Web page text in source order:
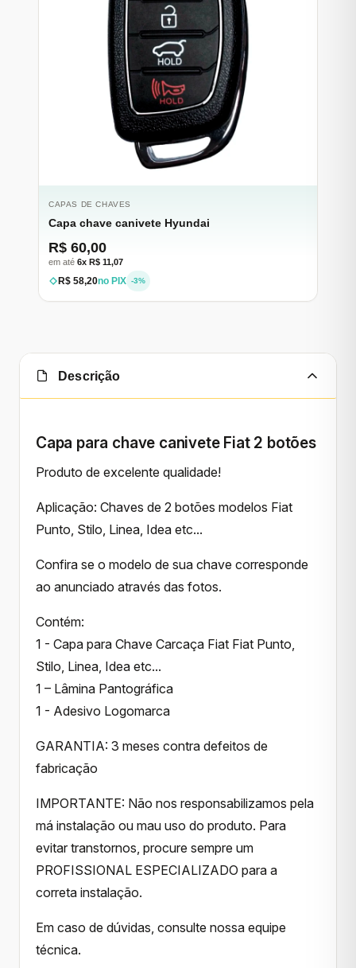
CAPAS DE CHAVES
Capa chave canivete Hyundai
R$ 60,00
em até 6x R$ 11,07
R$ 58,20no PIX -3%
Descrição
Capa para chave canivete Fiat 2 botões
Produto de excelente qualidade!
Aplicação: Chaves de 2 botões modelos Fiat
Punto, Stilo, Linea, Idea etc...
Confira se o modelo de sua chave corresponde
ao anunciado através das fotos.
Contém:
1 - Capa para Chave Carcaça Fiat Fiat Punto,
Stilo, Linea, Idea etc...
1 – Lâmina Pantográfica
1 - Adesivo Logomarca
GARANTIA: 3 meses contra defeitos de
fabricação
IMPORTANTE: Não nos responsabilizamos pela
má instalação ou mau uso do produto. Para
evitar transtornos, procure sempre um
PROFISSIONAL ESPECIALIZADO para a
correta instalação.
Em caso de dúvidas, consulte nossa equipe
técnica.